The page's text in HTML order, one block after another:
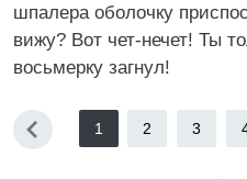
шпалера оболочку
вижу? Вот чет-нечет! Ты
восьмерку загнул!
1 2 3